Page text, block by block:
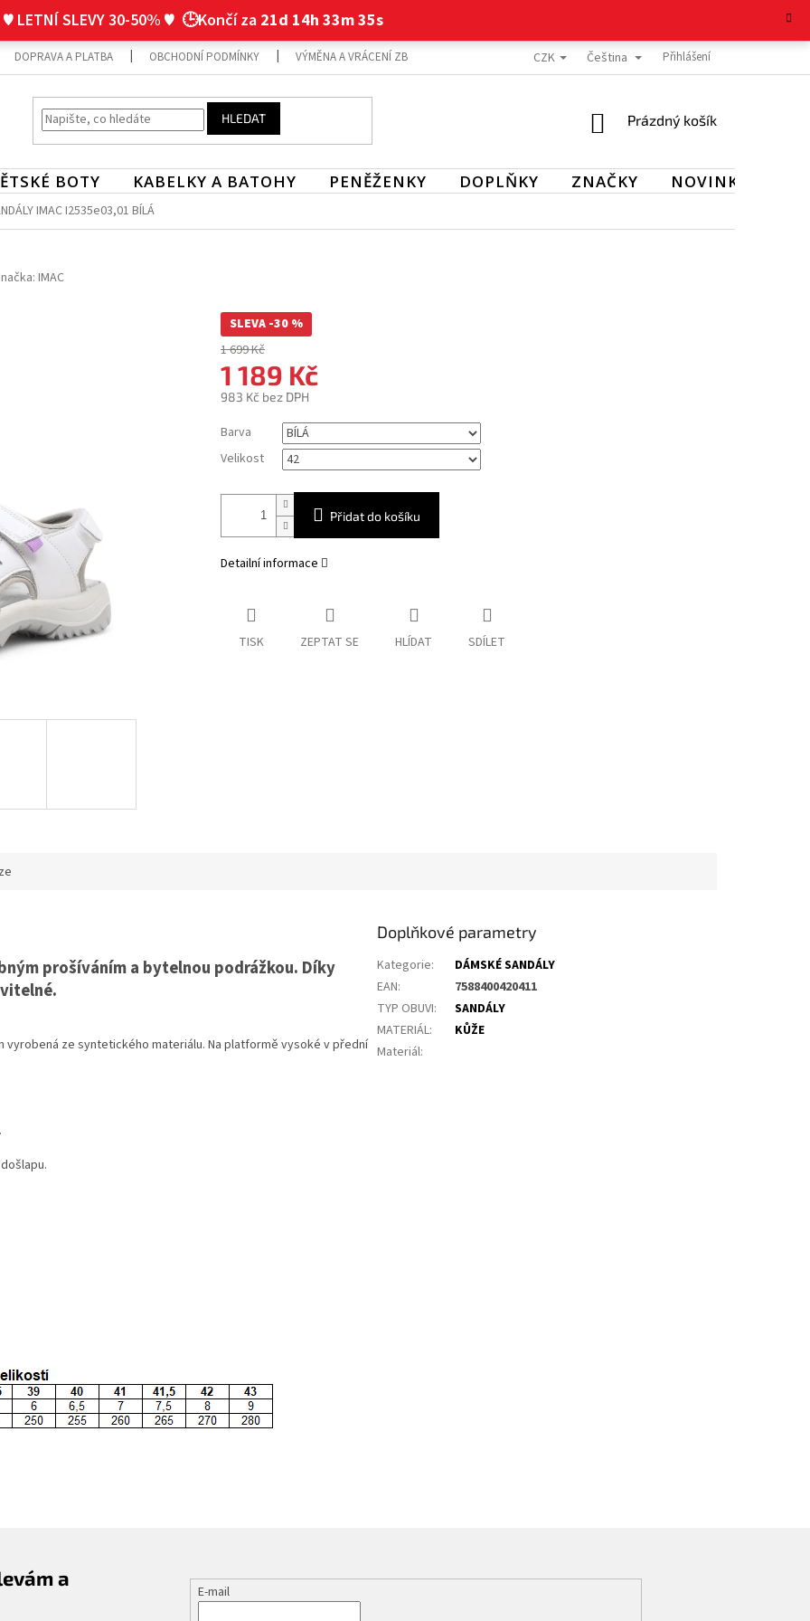
♥ LETNÍ SLEVY 30-50% ♥ 🕒Končí za 21d 14h 33m 34s
DOPRAVA A PLATBA OBCHODNÍ PODMÍNKY VÝMĚNA A VRÁCENÍ ZBOŽÍ REKLAMAČNÍ ŘÁD OCHRANA OSOBNÍCH ÚDAJŮ
CZK Čeština Přihlášení
HLEDAT
NÁKUPNÍ
Prázdný košík
BOTY KABELKY A BATOHY PENĚŽENKY DOPLŇKY ZNAČKY NOVINKY
IMAC I2535e03,01 BÍLÁ
IMAC
SLEVA -30 %
1 699 Kč
1 189 Kč
983 Kč bez DPH
cena:
Barva
Velikost
Přidat do košíku
Detailní informace
TISK ZEPTAT SE HLÍDAT SDÍLET
prošíváním a bytelnou podrážkou. Díky
ze syntetického materiálu. Na platformě vysoké v přední
Doplňkové parametry
Kategorie:
DÁMSKÉ SANDÁLY
EAN:
7588400420411
TYP OBUVI:
SANDÁLY
MATERIÁL:
KŮŽE
Materiál:
a
E-mail